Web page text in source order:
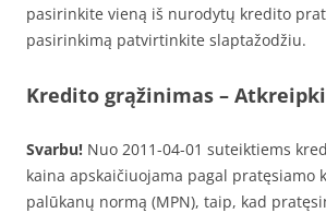
pasirinkite vieną iš nurodytų kredito
pasirinkimą patvirtinkite slaptažodžiu.
Kredito grąžinimas –
Svarbu! Nuo 2011-04-01 suteiktiems
kaina apskaičiuojama pagal pratęsiamo
palūkanų normą (MPN), taip, kad